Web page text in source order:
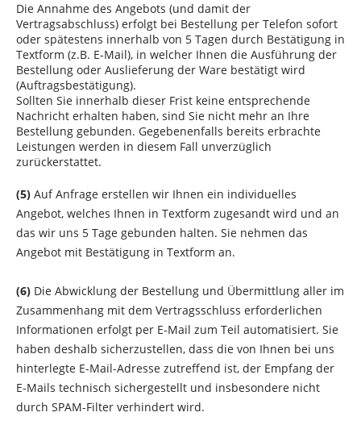
Die Annahme des Angebots (und damit der
Vertragsabschluss) erfolgt bei Bestellung per Telefon sofort
oder spätestens innerhalb von 5 Tagen durch Bestätigung in
Textform (z.B. E-Mail), in welcher Ihnen die Ausführung der
Bestellung oder Auslieferung der Ware bestätigt wird
(Auftragsbestätigung).
Sollten Sie innerhalb dieser Frist keine entsprechende
Nachricht erhalten haben, sind Sie nicht mehr an Ihre
Bestellung gebunden. Gegebenenfalls bereits erbrachte
Leistungen werden in diesem Fall unverzüglich
zurückerstattet.
(5) Auf Anfrage erstellen wir Ihnen ein individuelles
Angebot, welches Ihnen in Textform zugesandt wird und an
das wir uns 5 Tage gebunden halten. Sie nehmen das
Angebot mit Bestätigung in Textform an.
(6) Die Abwicklung der Bestellung und Übermittlung aller im
Zusammenhang mit dem Vertragsschluss erforderlichen
Informationen erfolgt per E-Mail zum Teil automatisiert. Sie
haben deshalb sicherzustellen, dass die von Ihnen bei uns
hinterlegte E-Mail-Adresse zutreffend ist, der Empfang der
E-Mails technisch sichergestellt und insbesondere nicht
durch SPAM-Filter verhindert wird.